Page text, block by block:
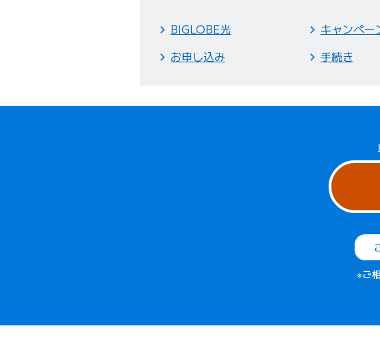
BIGLOBE光 キャンペー
お申し込み
手続き
※ご